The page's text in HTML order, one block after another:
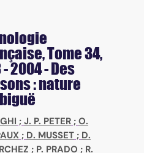
, Tome 34,
- 2004 - Des
: nature
; J. P. PETER ; O.
; D. MUSSET ; D.
; P. PRADO ; R.